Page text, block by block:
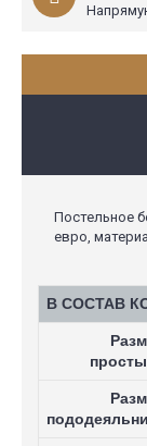
Постельное
евро,
В СОСТАВ